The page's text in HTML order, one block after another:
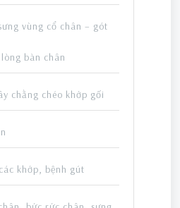
vùng cổ chân – gót
bàn chân
chằng chéo khớp gối
khớp, bệnh gút